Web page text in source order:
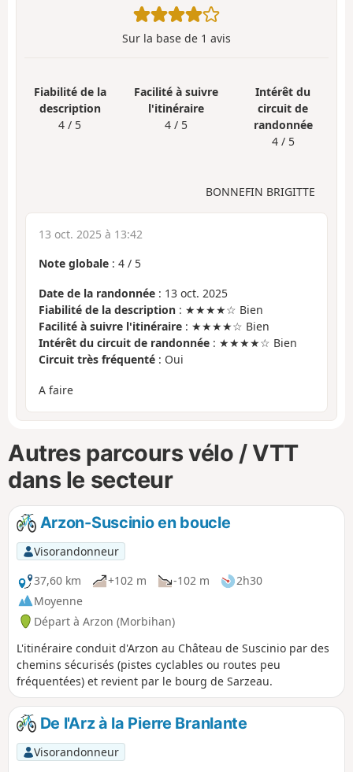
Sur la base de 1 avis
Fiabilité de la
description
4 / 5
Facilité à suivre
l'itinéraire
4 / 5
Intérêt du
circuit de
randonnée
4 / 5
BONNEFIN BRIGITTE
13 oct. 2025 à 13:42
Note globale : 4 / 5
Date de la randonnée : 13 oct. 2025
Fiabilité de la description : ★★★★☆ Bien
Facilité à suivre l'itinéraire : ★★★★☆ Bien
Intérêt du circuit de randonnée : ★★★★☆ Bien
Circuit très fréquenté : Oui
A faire
Autres parcours vélo / VTT
dans le secteur
Arzon-Suscinio en boucle
Visorandonneur
37,60 km
+102 m -102 m
2h30
Moyenne
Départ à Arzon (Morbihan)
L'itinéraire conduit d'Arzon au Château de Suscinio par des
chemins sécurisés (pistes cyclables ou routes peu
fréquentées) et revient par le bourg de Sarzeau.
De l'Arz à la Pierre Branlante
Visorandonneur